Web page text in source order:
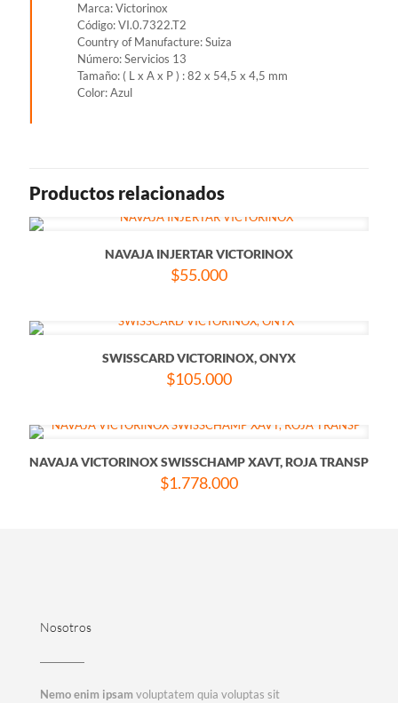
Marca: Victorinox
Código: VI.0.7322.T2
Country of Manufacture: Suiza
Número: Servicios 13
Tamaño: ( L x A x P ) : 82 x 54,5 x 4,5 mm
Color: Azul
Productos relacionados
NAVAJA INJERTAR VICTORINOX
$55.000
SWISSCARD VICTORINOX, ONYX
$105.000
NAVAJA VICTORINOX SWISSCHAMP XAVT, ROJA TRANSP
$1.778.000
Nosotros
Nemo enim ipsam voluptatem quia voluptas sit